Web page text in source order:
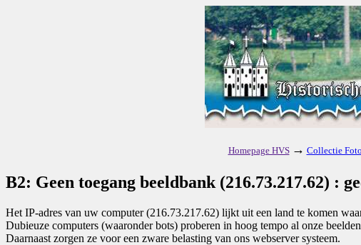
Homepage HVS → Collectie
B2: Geen toegang beeldbank (216.73.217.62) :
Het IP-adres van uw computer (216.73.217.62) lijkt uit een land te komen
Dubieuze computers (waaronder bots) proberen in hoog tempo al onze
Daarnaast zorgen ze voor een zware belasting van ons webserver systeem.